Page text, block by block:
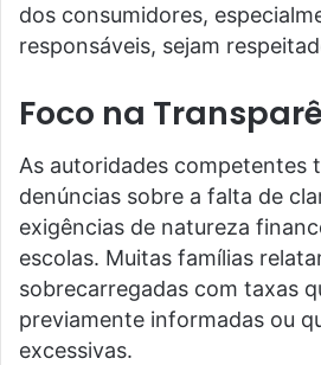
dos consumidores,
responsáveis, sejam
Foco na
As autoridades competentes
denúncias sobre a falta de
exigências de natureza
escolas. Muitas famílias
sobrecarregadas com taxas
previamente informadas ou
excessivas.